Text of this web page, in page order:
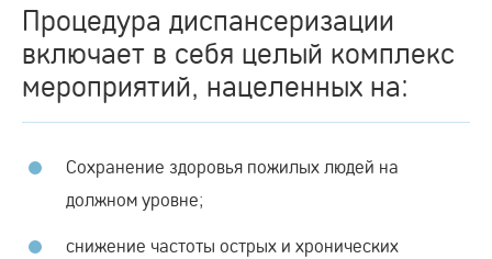
Процедура диспансеризации
включает в себя целый комплекс
мероприятий, нацеленных на:
Сохранение здоровья пожилых людей на
должном уровне;
снижение частоты острых и хронических